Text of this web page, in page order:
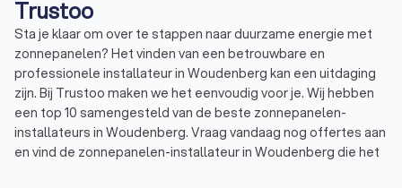
Trustoo
Sta je klaar om over te stappen naar duurzame energie met
zonnepanelen? Het vinden van een betrouwbare en
professionele installateur in Woudenberg kan een uitdaging
zijn. Bij Trustoo maken we het eenvoudig voor je. Wij hebben
een top 10 samengesteld van de beste zonnepanelen-
installateurs in Woudenberg. Vraag vandaag nog offertes aan
en vind de zonnepanelen-installateur in Woudenberg die het